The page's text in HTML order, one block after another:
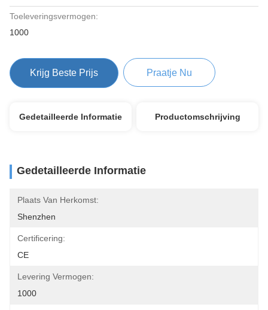
Toeleveringsvermogen:
1000
Krijg Beste Prijs Praatje Nu
Gedetailleerde Informatie Productomschrijving
Gedetailleerde Informatie
Plaats Van Herkomst:
Shenzhen
Certificering:
CE
Levering Vermogen:
1000